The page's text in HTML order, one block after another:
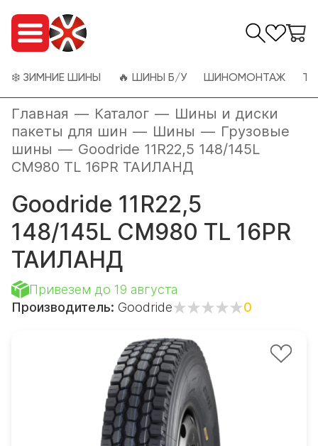
❄️ ЗИМНИЕ ШИНЫ 🔥 ШИНЫ Б/У ШИНОМОНТАЖ
Главная — Каталог — Шины и диски
пакеты для шин — Шины — Грузовые
шины — Goodride 11R22,5 148/145L
CM980 TL 16PR ТАИЛАНД
Goodride 11R22,5
148/145L CM980 TL 16PR
ТАИЛАНД
Привезем до 19 августа
Производитель: Goodride 0